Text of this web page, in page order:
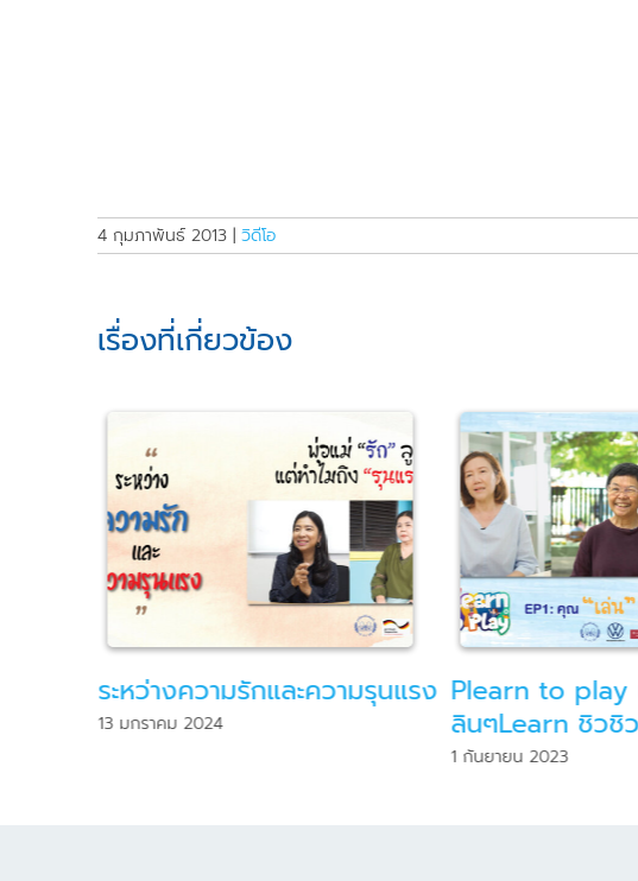
4 กุมภาพันธ์ 2013 | วิดีโอ
เรื่องที่เกี่ยวข้อง
Plearn to play เล่นเพ
ลินๆLearn ชิวชิว
30ปี กับการเป็
ว่าด้วยสิทธิเด็กข
25 พฤศจิกายน 2022